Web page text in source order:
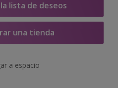
lista de deseos
una tienda
a espacio